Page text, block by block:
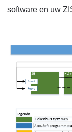
software en uw